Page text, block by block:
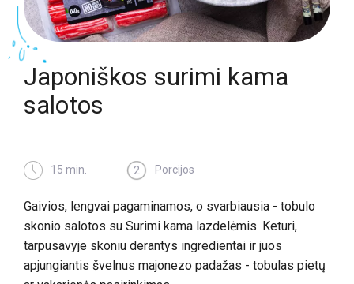
Japoniškos surimi kama
salotos
15 min. 2 Porcijos
Gaivios, lengvai pagaminamos, o svarbiausia - tobulo
skonio salotos su Surimi kama lazdelėmis. Keturi,
tarpusavyje skoniu derantys ingredientai ir juos
apjungiantis švelnus majonezo padažas - tobulas pietų